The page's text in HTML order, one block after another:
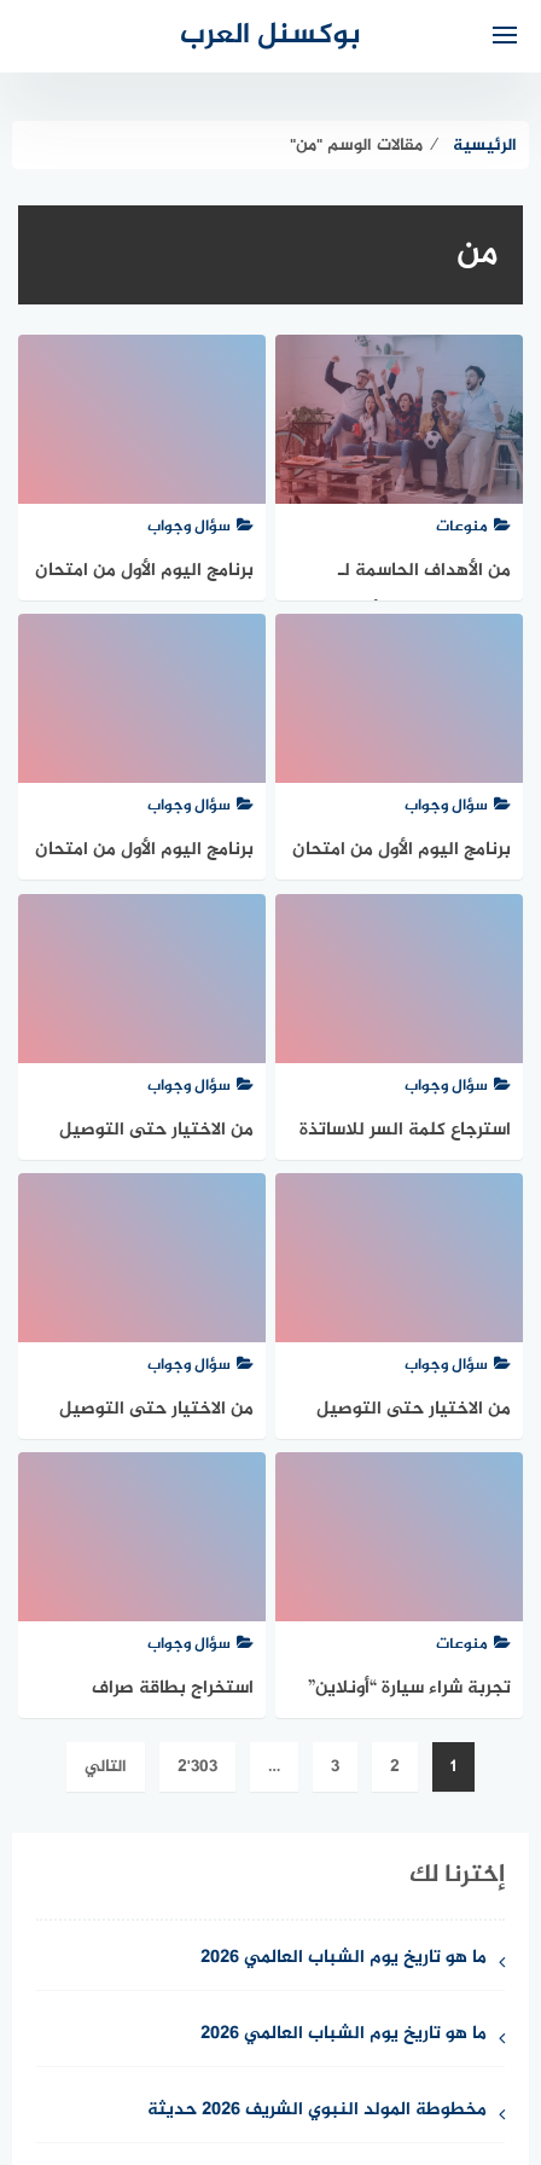
بوكسنل العرب
الرئيسية ⁄ مقالات الوسم "من"
من
منوعات
من الأهداف الحاسمة لـ
المفاجآت الكبرى: أكثر لحظات
سؤال وجواب
برنامج اليوم الأول من امتحان
البكالوريا 2026 لكافة الشعب
سؤال وجواب
برنامج اليوم الأول من امتحان
البكالوريا 2026 لكافة الشعب
سؤال وجواب
برنامج اليوم الأول من امتحان
البكالوريا 2026 لكافة الشعب
سؤال وجواب
استرجاع كلمة السر للاساتذة
الاحتياطيين من اجل تسجيل
سؤال وجواب
من الاختيار حتى التوصيل
لباب بيتك
سؤال وجواب
من الاختيار حتى التوصيل
لباب بيتك
سؤال وجواب
من الاختيار حتى التوصيل
لباب بيتك
منوعات
تجربة شراء سيارة “أونلاين”
الاختيار حتى التوصيل لباب
سؤال وجواب
استخراج بطاقة صراف
صفحات
1
2
3
… 2٬303 التالي
إخترنا لك
ما هو تاريخ يوم الشباب العالمي 2026
ما هو تاريخ يوم الشباب العالمي 2026
مخطوطة المولد النبوي الشريف 2026 حديثة